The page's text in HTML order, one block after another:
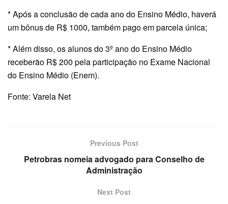
* Após a conclusão de cada ano do Ensino Médio, haverá
um bônus de R$ 1000, também pago em parcela única;
* Além disso, os alunos do 3º ano do Ensino Médio
receberão R$ 200 pela participação no Exame Nacional
do Ensino Médio (Enem).
Fonte: Varela Net
Previous Post
Petrobras nomeia advogado para Conselho de
Administração
Next Post